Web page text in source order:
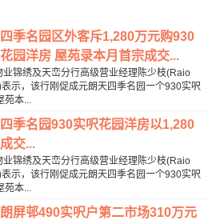
季名园区外客斥1,280万元购930
园洋房 屋苑录本月首宗成交...
业锦绣及天峦分行高级营业经理陈少枝(Raio
示，该行刚促成元朗天四季名园一个930实呎
苑本...
季名园930实呎花园洋房以1,280
交...
业锦绣及天峦分行高级营业经理陈少枝(Raio
示，该行刚促成元朗天四季名园一个930实呎
苑本...
屏邨490实呎户第二市场310万元